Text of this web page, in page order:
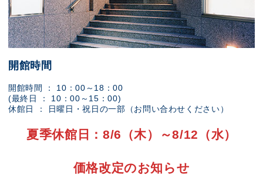
開館時間
開館時間 ： 10：00～18：00
(最終日 ： 10：00～15：00)
休館日 ： 日曜日・祝日の一部（お問い合わせください）
夏季休館日：8/6（木）～8/12（水）
価格改定のお知らせ